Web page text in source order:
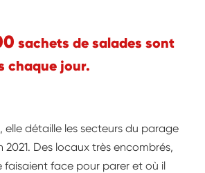
sachets de salades sont
chaque jour.
elle détaille les secteurs du parage
2021. Des locaux très encombrés,
faisaient face pour parer et où il